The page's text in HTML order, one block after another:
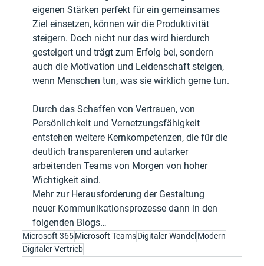
eigenen Stärken perfekt für ein gemeinsames
Ziel einsetzen, können wir die Produktivität
steigern. Doch nicht nur das wird hierdurch
gesteigert und trägt zum Erfolg bei, sondern
auch die Motivation und Leidenschaft steigen,
wenn Menschen tun, was sie wirklich gerne tun.
Durch das Schaffen von Vertrauen, von
Persönlichkeit und Vernetzungsfähigkeit
entstehen weitere Kernkompetenzen, die für die
deutlich transparenteren und autarker
arbeitenden Teams von Morgen von hoher
Wichtigkeit sind.
Mehr zur Herausforderung der Gestaltung
neuer Kommunikationsprozesse dann in den
folgenden Blogs…
Microsoft 365Microsoft TeamsDigitaler Wandel Modern
Digitaler Vertrieb